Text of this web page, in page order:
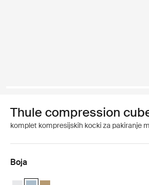
Thule compression
komplet kompresijskih kocki za pakiranje
Boja
Thule compression cube set Bijela
Thule compression cube set Ribnjak
Thule compression cube set